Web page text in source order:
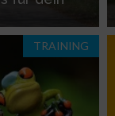
TRAINING